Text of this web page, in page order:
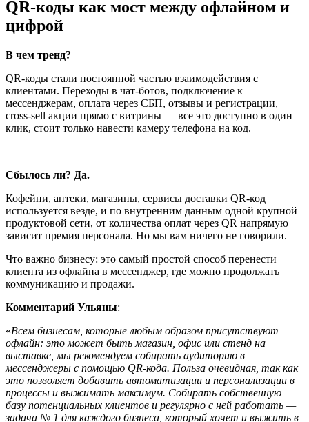
QR-коды как мост между офлайном и
цифрой
В чем тренд?
QR-коды стали постоянной частью взаимодействия с
клиентами. Переходы в чат-ботов, подключение к
мессенджерам, оплата через СБП, отзывы и регистрации,
cross-sell акции прямо с витрины — все это доступно в один
клик, стоит только навести камеру телефона на код.
Сбылось ли? Да.
Кофейни, аптеки, магазины, сервисы доставки QR-код
используется везде, и по внутренним данным одной крупной
продуктовой сети, от количества оплат через QR напрямую
зависит премия персонала. Но мы вам ничего не говорили.
Что важно бизнесу: это самый простой способ перенести
клиента из офлайна в мессенджер, где можно продолжать
коммуникацию и продажи.
Комментарий Ульяны:
Всем бизнесам, которые любым образом присутствуют
офлайн: это может быть магазин, офис или стенд на
выставке, мы рекомендуем собирать аудиторию в
мессенджеры с помощью QR-кода. Польза очевидная, так как
это позволяет добавить автоматизации и персонализации в
процессы и выжимать максимум. Собирать собственную
базу потенциальных клиентов и регулярно с ней работать —
задача № 1 для каждого бизнеса, который хочет и выжить в